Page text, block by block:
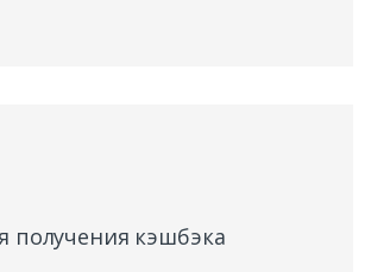
получения кэшбэка